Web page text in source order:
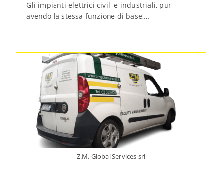
Gli impianti elettrici civili e industriali, pur
avendo la stessa funzione di base,…
Z.M. Global Services srl